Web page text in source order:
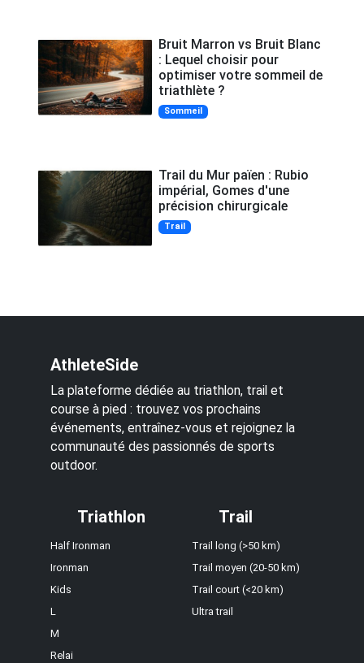
Bruit Marron vs Bruit Blanc
: Lequel choisir pour
optimiser votre sommeil de
triathlète ?
Sommeil
Trail du Mur païen : Rubio
impérial, Gomes d'une
précision chirurgicale
Trail
AthleteSide
La plateforme dédiée au triathlon, trail et
course à pied : trouvez vos prochains
événements, entraînez-vous et rejoignez la
communauté des passionnés de sports
outdoor.
Triathlon
Half Ironman
Ironman
Kids
L
M
Relai
Trail
Trail long (>50 km)
Trail moyen (20-50 km)
Trail court (<20 km)
Ultra trail